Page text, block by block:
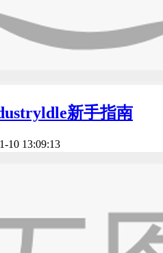
新手指南
10 13:09:13